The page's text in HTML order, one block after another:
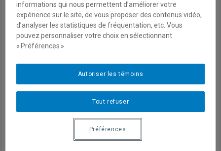
L’élection présidentielle djiboutienne se
tiendra le 10 avril 2026. Le président Ismaël Omar Guelleh (IOG),
au pouvoir depuis 1999, y briguera un sixième mandat. L’issue du
scrutin ne fait guère de doute. Du fait de ses 77 ans, le président
limite d’âge fixée à 75 ans.
Mohamed Farah Samatar « Khaireh » sera son unique
adversaire. Issu d’un petit parti d’opposition, il servira à IOG de
plus (depuis longtemps) en mesure de défier le pouvoir d’un
président omnipotent qui a su la diviser, la priver de ressources
et d’espace, et coopter certains de ses représentants.
informations qui nous permettent d’améliorer votre
expérience sur le site, de vous proposer des contenus vidéo,
d’analyser les statistiques de fréquentation, etc. Vous
pouvez personnaliser votre choix en sélectionnant
« Préférences ».
Tout refuser
Autoriser les témoins
Préférences